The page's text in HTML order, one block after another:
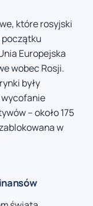
które rosyjski
początku
Europejska
wobec Rosji.
były
wycofanie
– około 175
w